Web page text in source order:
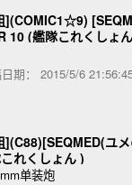
](COMIC1☆9)
10 (艦隊これくしょ
期： 2015/5/6
](C88)[SEQMED(ユ
れくしょん )
单装炮